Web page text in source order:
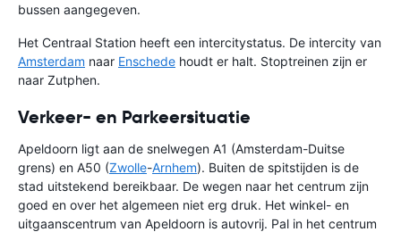
bussen aangegeven.
Het Centraal Station heeft een intercitystatus. De intercity van
Amsterdam naar Enschede houdt er halt. Stoptreinen zijn er
naar Zutphen.
Verkeer- en Parkeersituatie
Apeldoorn ligt aan de snelwegen A1 (Amsterdam-Duitse
grens) en A50 (Zwolle-Arnhem). Buiten de spitstijden is de
stad uitstekend bereikbaar. De wegen naar het centrum zijn
goed en over het algemeen niet erg druk. Het winkel- en
uitgaanscentrum van Apeldoorn is autovrij. Pal in het centrum